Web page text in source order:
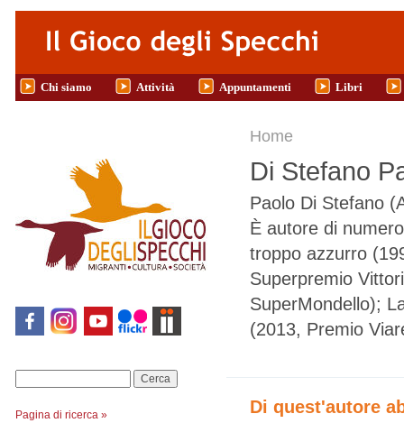
Salta al contenuto principale
Chi siamo Attività Appuntamenti Libri
Pagina di ricerca »
Tu sei qui
Home
Di Stefano
Paolo Di Stefano
È autore di
troppo azzurro
Superpremio
SuperMondello);
(2013, Premio
Di quest'autore